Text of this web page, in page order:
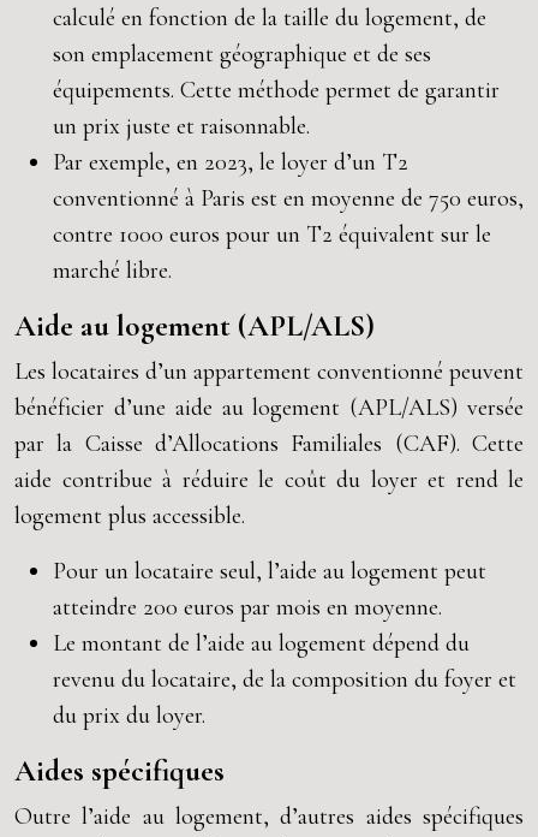
calculé en fonction de la taille du logement, de
son emplacement géographique et de ses
équipements. Cette méthode permet de garantir
un prix juste et raisonnable.
Par exemple, en 2023, le loyer d’un T2
conventionné à Paris est en moyenne de 750 euros,
contre 1000 euros pour un T2 équivalent sur le
marché libre.
Aide au logement (APL/ALS)
Les locataires d’un appartement conventionné peuvent
bénéficier d’une aide au logement (APL/ALS) versée
par la Caisse d’Allocations Familiales (CAF). Cette
aide contribue à réduire le coût du loyer et rend le
logement plus accessible.
Pour un locataire seul, l’aide au logement peut
atteindre 200 euros par mois en moyenne.
Le montant de l’aide au logement dépend du
revenu du locataire, de la composition du foyer et
du prix du loyer.
Aides spécifiques
Outre l’aide au logement, d’autres aides spécifiques